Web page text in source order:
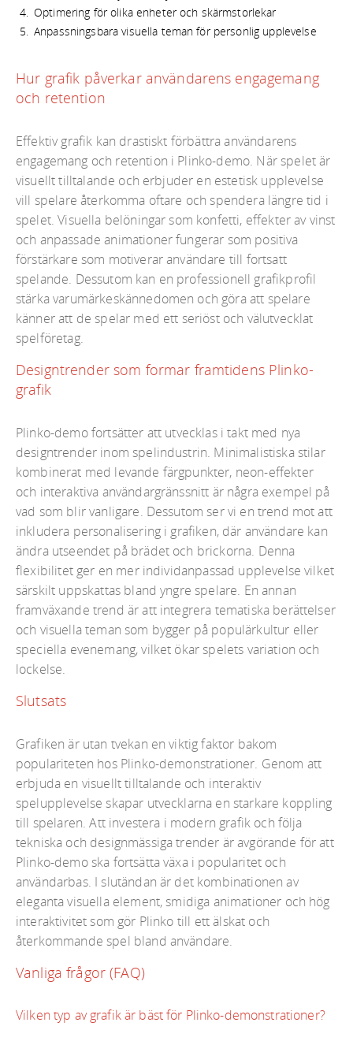
Optimering för olika enheter och skärmstorlekar
Anpassningsbara visuella teman för personlig upplevelse
Hur grafik påverkar användarens engagemang
och retention
Effektiv grafik kan drastiskt förbättra användarens
engagemang och retention i Plinko-demo. När spelet är
visuellt tilltalande och erbjuder en estetisk upplevelse
vill spelare återkomma oftare och spendera längre tid i
spelet. Visuella belöningar som konfetti, effekter av vinst
och anpassade animationer fungerar som positiva
förstärkare som motiverar användare till fortsatt
spelande. Dessutom kan en professionell grafikprofil
stärka varumärkeskännedomen och göra att spelare
känner att de spelar med ett seriöst och välutvecklat
spelföretag.
Designtrender som formar framtidens Plinko-
grafik
Plinko-demo fortsätter att utvecklas i takt med nya
designtrender inom spelindustrin. Minimalistiska stilar
kombinerat med levande färgpunkter, neon-effekter
och interaktiva användargränssnitt är några exempel på
vad som blir vanligare. Dessutom ser vi en trend mot att
inkludera personalisering i grafiken, där användare kan
ändra utseendet på brädet och brickorna. Denna
flexibilitet ger en mer individanpassad upplevelse vilket
särskilt uppskattas bland yngre spelare. En annan
framväxande trend är att integrera tematiska berättelser
och visuella teman som bygger på populärkultur eller
speciella evenemang, vilket ökar spelets variation och
lockelse.
Slutsats
Grafiken är utan tvekan en viktig faktor bakom
populariteten hos Plinko-demonstrationer. Genom att
erbjuda en visuellt tilltalande och interaktiv
spelupplevelse skapar utvecklarna en starkare koppling
till spelaren. Att investera i modern grafik och följa
tekniska och designmässiga trender är avgörande för att
Plinko-demo ska fortsätta växa i popularitet och
användarbas. I slutändan är det kombinationen av
eleganta visuella element, smidiga animationer och hög
interaktivitet som gör Plinko till ett älskat och
återkommande spel bland användare.
Vanliga frågor (FAQ)
Vilken typ av grafik är bäst för Plinko-demonstrationer?